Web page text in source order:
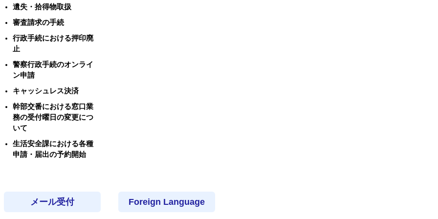
遺失・拾得物取扱
審査請求の手続
行政手続における押印廃
止
警察行政手続のオンライ
ン申請
キャッシュレス決済
幹部交番における窓口業
務の受付曜日の変更につ
いて
生活安全課における各種
申請・届出の予約開始
メール受付 Foreign Language